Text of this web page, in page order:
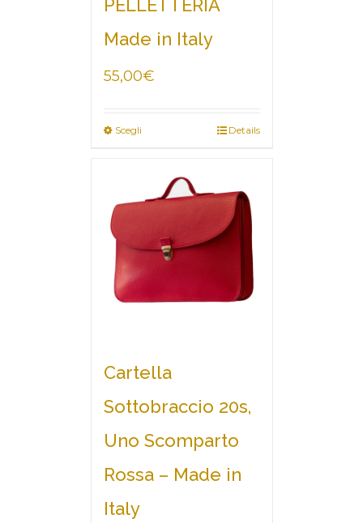
PELLETTERIA
Made in Italy
55,00€
Scegli Details
Cartella
Sottobraccio 20s,
Uno Scomparto
Rossa – Made in
Italy